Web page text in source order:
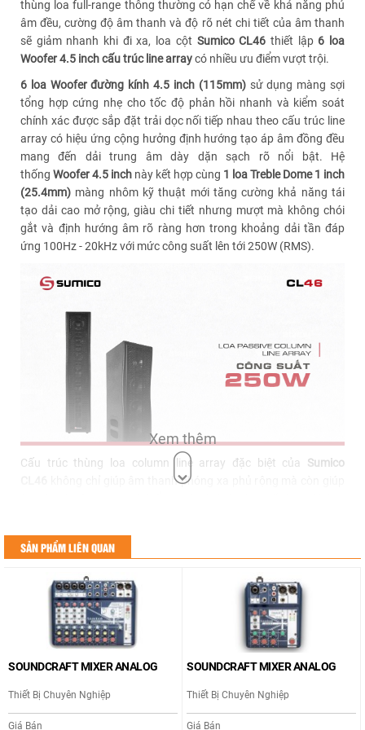
thùng loa full-range thông thường có hạn chế về khả năng phủ
âm đều, cường độ âm thanh và độ rõ nét chi tiết của âm thanh
sẽ giảm nhanh khi đi xa, loa cột Sumico CL46 thiết lập6 loa
Woofer 4.5 inch cấu trúc line arraycó nhiều ưu điểm vượt trội.
6 loa Woofer đường kính 4.5 inch (115mm)sử dụng màng sợi
tổng hợp cứng nhẹ cho tốc độ phản hồi nhanh và kiểm soát
chính xác được sắp đặt trải dọc nối tiếp nhau theo cấu trúc line
array có hiệu ứng cộng hưởng định hướng tạo áp âm đồng đều
mang đến dải trung âm dày dặn sạch rõ nổi bật. Hệ
thống Woofer 4.5 inch này kết hợp cùng 1 loa Treble Dome 1 inch
(25.4mm) màng nhôm kỹ thuật mới tăng cường khả năng tái
tạo dải cao mở rộng, giàu chi tiết nhưng mượt mà không chói
gắt và định hướng âm rõ ràng hơn trong khoảng dải tần đáp
ứng 100Hz - 20kHz với mức công suất lên tới 250W (RMS).
Cấu trúc thùng loa column line array đặc biệt của Sumico
không chỉ giúp âm thanh phóng xa phủ rộng mà còn giúp
hoặc không gian dài hoặc khán phòng sâu như hội trường,
giảng đường, nhà thờ, sân khấu hoặc nhà hàng tiệc cưới…giúp
cao cấp được ứng dụng thiết kế tối ưu,
Sumico CL46mang lại
dải tần đáp ứng tuyến tính mượt mà cùng khả năng xử lý công
suất cao và hoạt động ổn định.
Cổng Thoát Hơi Họng Kèn Tối Ưu Âm Học
giúp giải phóng nhanh áp âm bên trong thùng loa gia tăng
cường độ âm thanh và góc phủ rộng phát ra phía sau đồng thời
Xem thêm
SẢN PHẨM LIÊN QUAN
SOUNDCRAFT MIXER ANALOG
Thiết Bị Chuyên Nghiệp
Giá Bán
SOUNDCRAFT MIXER ANALOG
Thiết Bị Chuyên Nghiệp
Giá Bán